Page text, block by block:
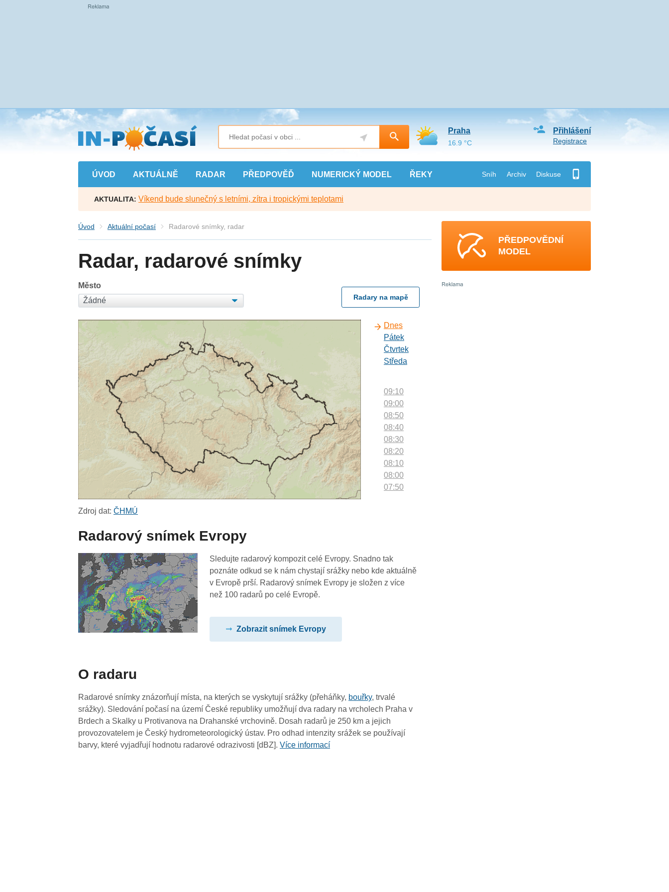
Přejít
na
hlavní
obsah
ÚVOD AKTUÁLNĚ RADAR PŘEDPOVĚĎ NUMERICKÝ MODEL ŘEKY Sníh Archiv Diskuse
Přihlášení
Registrace
Praha
16.9 °C
AKTUALITA: Víkend bude slunečný s letními, zítra i tropickými teplotami
Úvod Aktuální počasí Radarové snímky, radar
Radar, radarové snímky
Město
Radary na mapě
Dnes
Pátek
Čtvrtek
Středa
09:10
09:00
08:50
08:40
08:30
08:20
08:10
08:00
07:50
06:50
06:40
06:30
04:50
04:40
04:30
04:20
Zdroj dat:ČHMÚ
Radarový snímek Evropy
Sledujte radarový kompozit celé Evropy. Snadno tak
poznáte odkud se k nám chystají srážky nebo kde aktuálně
v Evropě prší. Radarový snímek Evropy je složen z více
než 100 radarů po celé Evropě.
Zobrazit snímek Evropy
O radaru
Radarové snímky znázorňují místa, na kterých se vyskytují srážky (přeháňky, bouřky, trvalé
srážky). Sledování počasí na území České republiky umožňují dva radary na vrcholech Praha v
Brdech a Skalky u Protivanova na Drahanské vrchovině. Dosah radarů je 250 km a jejich
provozovatelem je Český hydrometeorologický ústav. Pro odhad intenzity srážek se používají
barvy, které vyjadřují hodnotu radarové odrazivosti [dBZ].Více informací
PŘEDPOVĚDNÍ
MODEL